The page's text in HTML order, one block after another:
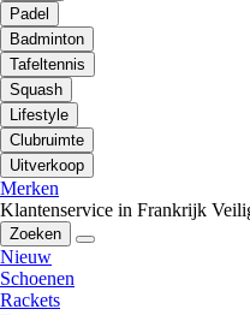
Padel
Badminton
Tafeltennis
Squash
Lifestyle
Clubruimte
Uitverkoop
Merken
Klantenservice in Frankrijk
Zoeken
Nieuw
Schoenen
Rackets